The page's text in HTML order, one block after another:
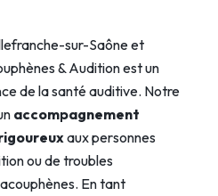
sur-Saône et
& Auditionest un
de la santé auditive. Notre
accompagnement
aux personnes
ou de troubles
En tant